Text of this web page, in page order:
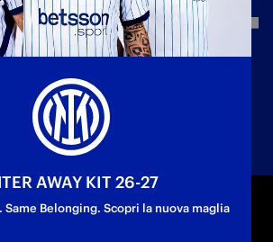
che vi abbiamo proposto
AWAY KIT 26-27
Same Belonging. Scopri la nuova maglia